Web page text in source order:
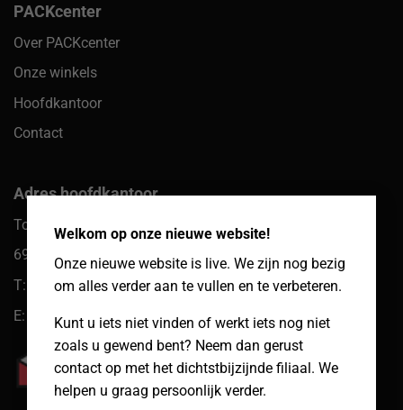
Welkom op onze nieuwe website!
Onze nieuwe website is live. We zijn nog bezig
om alles verder aan te vullen en te verbeteren.
Kunt u iets niet vinden of werkt iets nog niet
zoals u gewend bent? Neem dan gerust
contact op met het dichtstbijzijnde filiaal. We
helpen u graag persoonlijk verder.
PACKcenter
Over PACKcenter
Onze winkels
Hoofdkantoor
Contact
Adres hoofdkantoor
Toekomst 10
6921 PW Duiven
T: 085 066 61 39
E: klantenservice@packcenter.nl